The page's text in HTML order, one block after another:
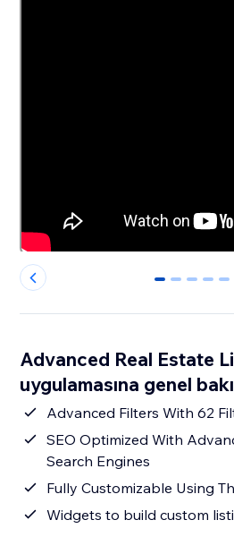
0 1 2 3 4
Advanced Real Estate
uygulamasına genel
Advanced Filters With 62
SEO Optimized With
Search Engines
Fully Customizable Using
Widgets to build custom